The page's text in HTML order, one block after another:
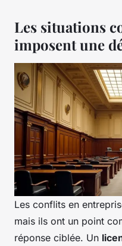
Les situations
imposent une
Les conflits en
mais ils ont un point
réponse ciblée. Un